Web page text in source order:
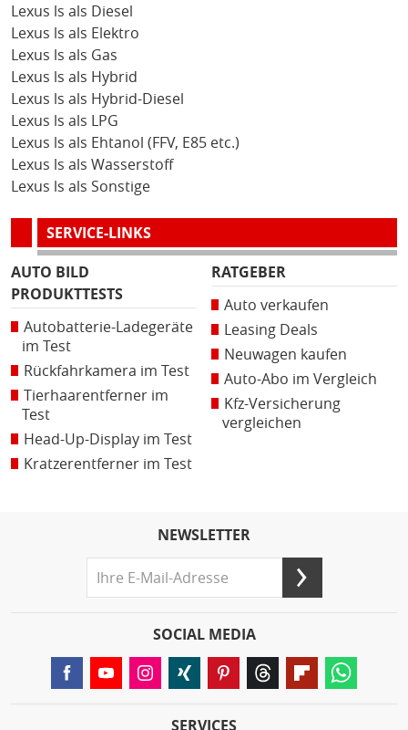
Lexus ls als Diesel
Lexus ls als Elektro
Lexus ls als Gas
Lexus ls als Hybrid
Lexus ls als Hybrid-Diesel
Lexus ls als LPG
Lexus ls als Ehtanol (FFV, E85 etc.)
Lexus ls als Wasserstoff
Lexus ls als Sonstige
SERVICE-LINKS
AUTO BILD
PRODUKTTESTS
Autobatterie-Ladegeräte
im Test
Rückfahrkamera im Test
Tierhaarentferner im
Test
Head-Up-Display im Test
Kratzerentferner im Test
RATGEBER
Auto verkaufen
Leasing Deals
Neuwagen kaufen
Auto-Abo im Vergleich
Kfz-Versicherung
vergleichen
NEWSLETTER
SOCIAL MEDIA
SERVICES